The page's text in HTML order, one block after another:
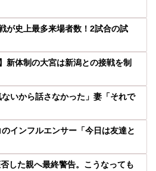
が史上最多来場者数！2試合の試
新体制の大宮は新潟との接戦を制
いから話さなかった」妻「それで
のインフルエンサー「今日は友達と
した親へ最終警告。こうなっても